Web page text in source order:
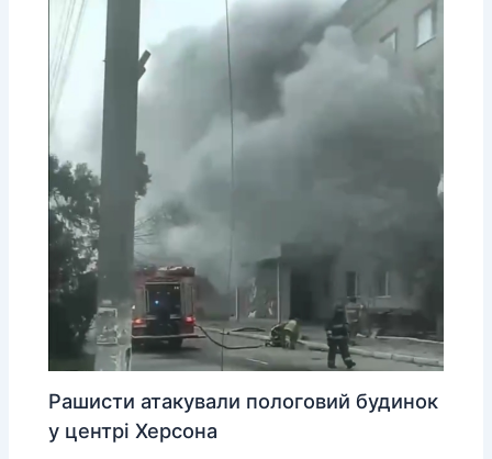
Рашисти атакували пологовий будинок
у центрі Херсона